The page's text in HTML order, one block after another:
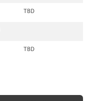
TBD
TBD